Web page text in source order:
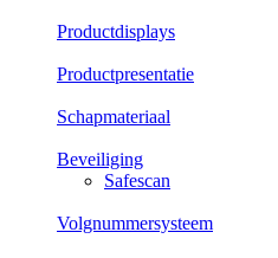
Productdisplays
Productpresentatie
Schapmateriaal
Beveiliging
Safescan
Volgnummersysteem